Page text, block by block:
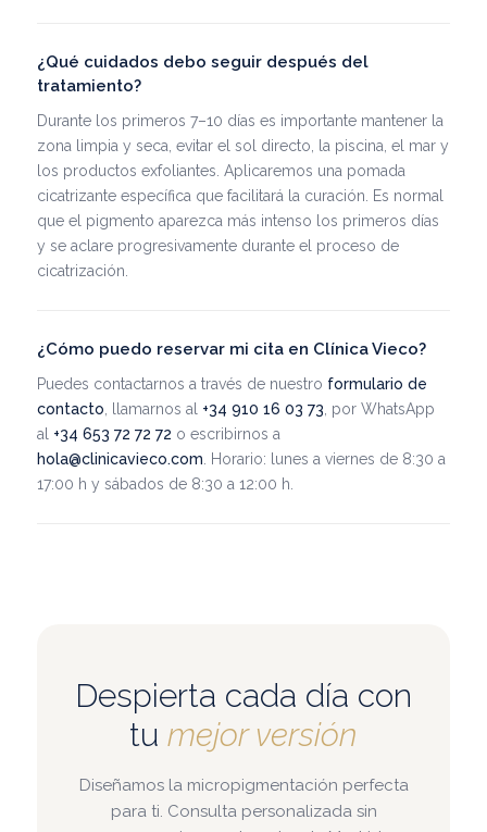
¿Qué cuidados debo seguir después del
tratamiento?
Durante los primeros 7–10 días es importante mantener la
zona limpia y seca, evitar el sol directo, la piscina, el mar y
los productos exfoliantes. Aplicaremos una pomada
cicatrizante específica que facilitará la curación. Es normal
que el pigmento aparezca más intenso los primeros días
y se aclare progresivamente durante el proceso de
cicatrización.
¿Cómo puedo reservar mi cita en Clínica Vieco?
Puedes contactarnos a través de nuestro formulario de
contacto , llamarnos al +34 910 16 03 73 , por WhatsApp
al +34 653 72 72 72 o escribirnos a
hola@clinicavieco.com . Horario: lunes a viernes de 8:30 a
17:00 h y sábados de 8:30 a 12:00 h.
Despierta cada día con
tu mejor versión
Diseñamos la micropigmentación perfecta
para ti. Consulta personalizada sin